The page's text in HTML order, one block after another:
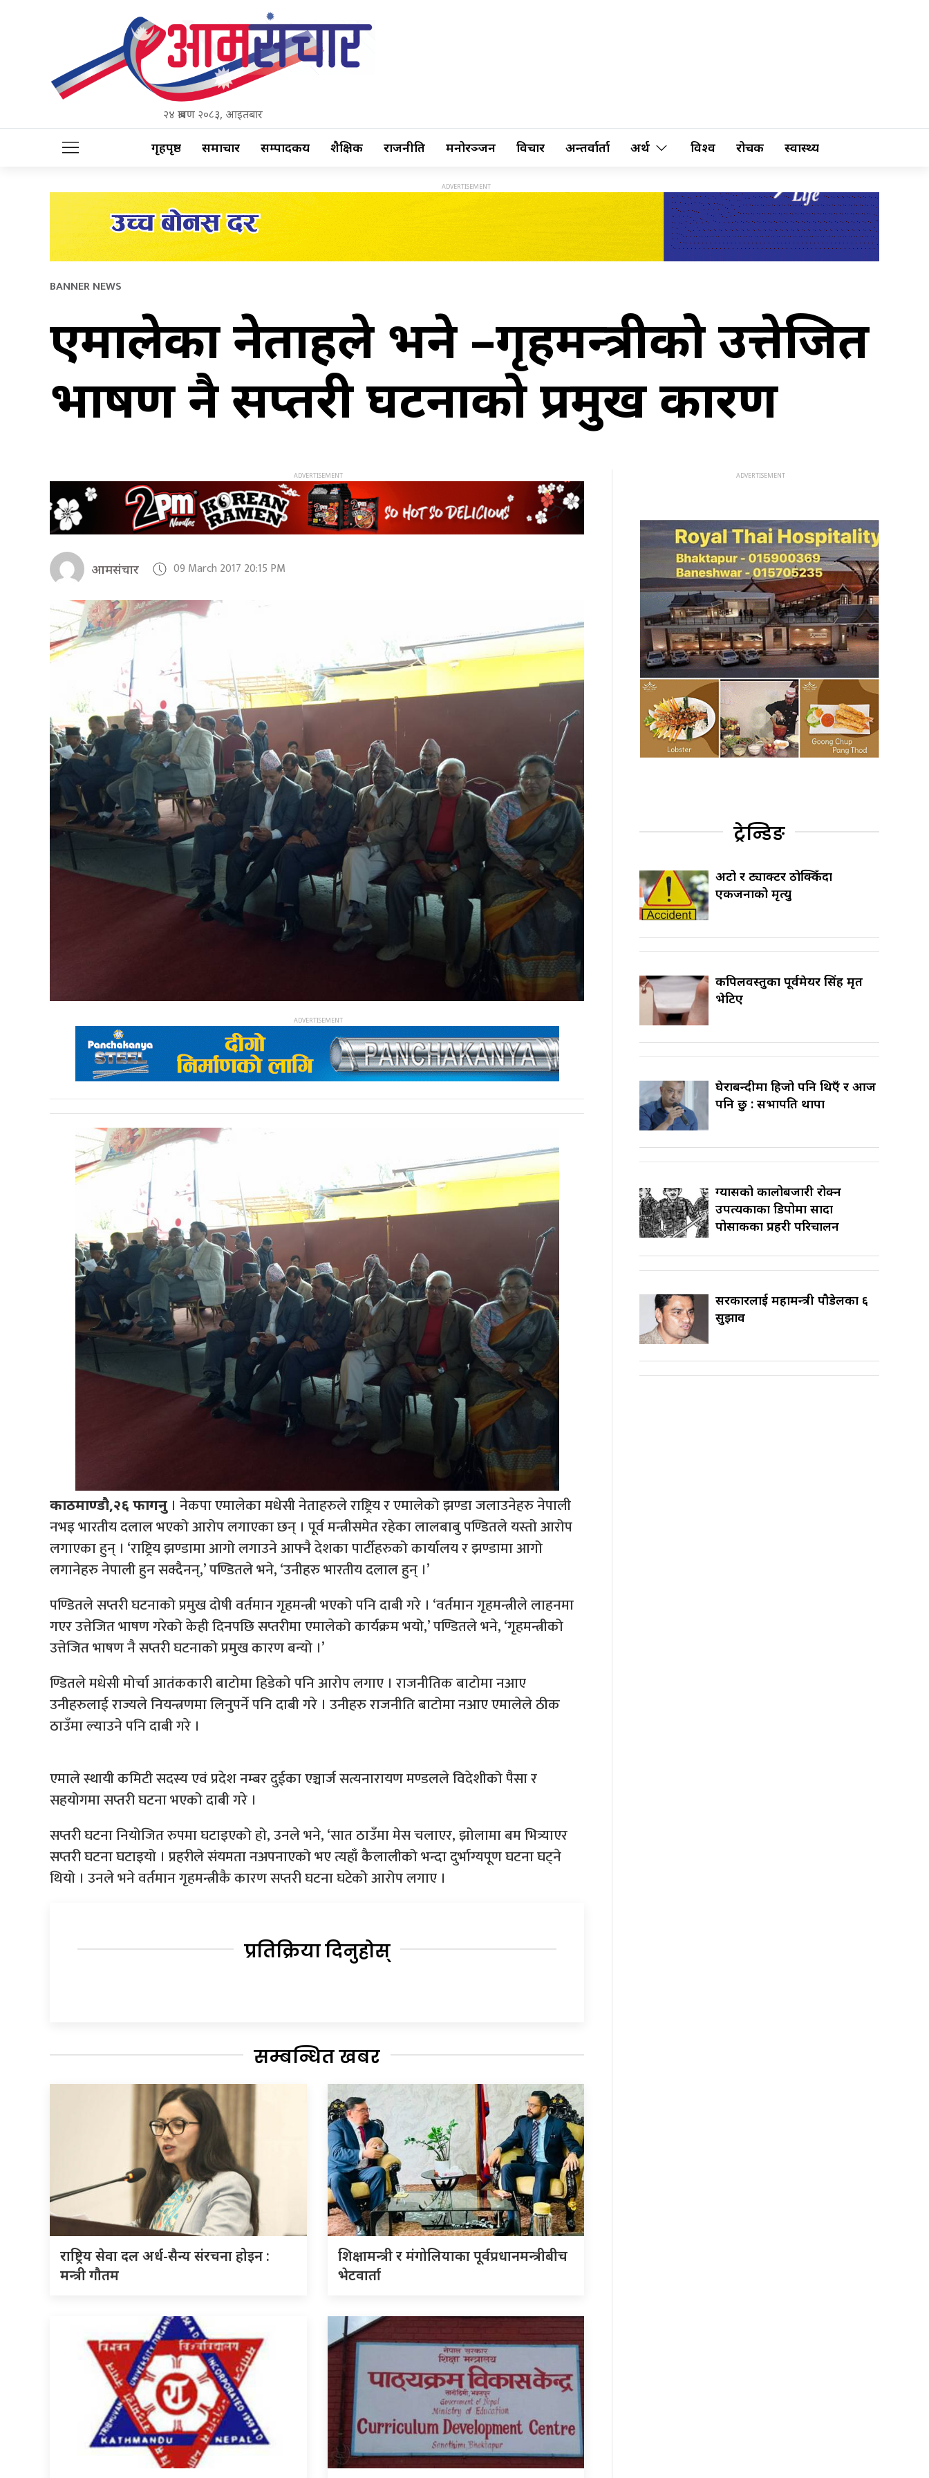
२४ श्रावण २०८३, आइतबार
गृहपृष्ठ समाचार सम्पादकीय शैक्षिक राजनीति मनोरञ्जन विचार अन्तर्वार्ता अर्थ विश्व रोचक स्वास्थ्य
BANNER NEWS
एमालेका नेताहरुले भने –गृहमन्त्रीको उत्तेजित
भाषण नै सप्तरी घटनाको प्रमुख कारण
आमसंचार 09 March 2017 20:15 PM
काठमाण्डौ,२६ फागनु। नेकपा एमालेका मधेसी नेताहरुले राष्ट्रिय र एमालेको झण्डा जलाउनेहरु नेपाली
नभइ भारतीय दलाल भएको आरोप लगाएका छन् । पूर्व मन्त्रीसमेत रहेका लालबाबु पण्डितले यस्तो आरोप
लगाएका हुन् । ‘राष्ट्रिय झण्डामा आगो लगाउने आफ्नै देशका पार्टीहरुको कार्यालय र झण्डामा आगो
लगानेहरु नेपाली हुन सक्दैनन्,’ पण्डितले भने, ‘उनीहरु भारतीय दलाल हुन् ।’
पण्डितले सप्तरी घटनाको प्रमुख दोषी वर्तमान गृहमन्त्री भएको पनि दाबी गरे । ‘वर्तमान गृहमन्त्रीले लाहनमा
गएर उत्तेजित भाषण गरेको केही दिनपछि सप्तरीमा एमालेको कार्यक्रम भयो,’ पण्डितले भने, ‘गृहमन्त्रीको
उत्तेजित भाषण नै सप्तरी घटनाको प्रमुख कारण बन्यो ।’
ण्डितले मधेसी मोर्चा आतंककारी बाटोमा हिडेको पनि आरोप लगाए । राजनीतिक बाटोमा नआए
उनीहरुलाई राज्यले नियन्त्रणमा लिनुपर्ने पनि दाबी गरे । उनीहरु राजनीति बाटोमा नआए एमालेले ठीक
ठाउँमा ल्याउने पनि दाबी गरे ।
एमाले स्थायी कमिटी सदस्य एवं प्रदेश नम्बर दुईका एञ्चार्ज सत्यनारायण मण्डलले विदेशीको पैसा र
सहयोगमा सप्तरी घटना भएको दाबी गरे ।
सप्तरी घटना नियोजित रुपमा घटाइएको हो, उनले भने, ‘सात ठाउँमा मेस चलाएर, झोलामा बम भित्र्याएर
सप्तरी घटना घटाइयो । प्रहरीले संयमता नअपनाएको भए त्यहाँ कैलालीको भन्दा दुर्भाग्यपूण घटना घट्ने
थियो । उनले भने वर्तमान गृहमन्त्रीकै कारण सप्तरी घटना घटेको आरोप लगाए ।
प्रतिक्रिया दिनुहोस्
सम्बन्धित खबर
राष्ट्रिय सेवा दल अर्ध-सैन्य संरचना होइन :
मन्त्री गौतम
शिक्षामन्त्री र मंगोलियाका पूर्वप्रधानमन्त्रीबीच
भेटवार्ता
ट्रेन्डिङ
अटो र ट्याक्टर ठोक्किँदा
एकजनाको मृत्यु
कपिलवस्तुका पूर्वमेयर सिंह मृत
भेटिए
घेराबन्दीमा हिजो पनि थिएँ र आज
पनि छु : सभापति थापा
ग्यासको कालोबजारी रोक्न
उपत्यकाका डिपोमा सादा
पोसाकका प्रहरी परिचालन
सरकारलाई महामन्त्री पौडेलका ६
सुझाव